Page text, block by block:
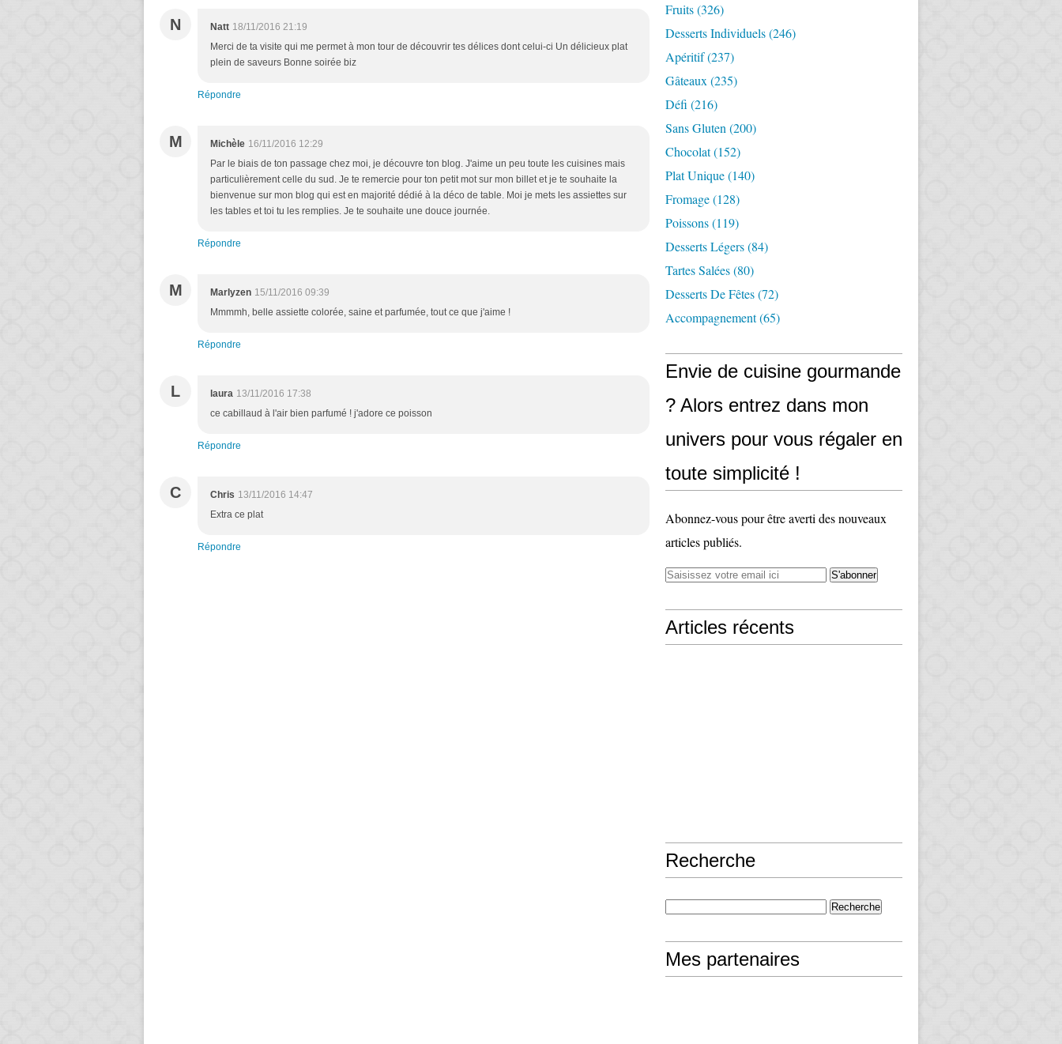
N Natt 18/11/2016 21:19
Merci de ta visite qui me permet à mon tour de découvrir tes délices dont celui-ci Un délicieux plat
plein de saveurs Bonne soirée biz
Répondre
M Michèle 16/11/2016 12:29
Par le biais de ton passage chez moi, je découvre ton blog. J'aime un peu toute les cuisines mais
particulièrement celle du sud. Je te remercie pour ton petit mot sur mon billet et je te souhaite la
bienvenue sur mon blog qui est en majorité dédié à la déco de table. Moi je mets les assiettes sur
les tables et toi tu les remplies. Je te souhaite une douce journée.
Répondre
M Marlyzen 15/11/2016 09:39
Mmmmh, belle assiette colorée, saine et parfumée, tout ce que j'aime !
Répondre
L laura 13/11/2016 17:38
ce cabillaud à l'air bien parfumé ! j'adore ce poisson
Répondre
C Chris 13/11/2016 14:47
Extra ce plat
Répondre
Fruits(326)
Desserts Individuels(246)
Apéritif(237)
Gâteaux (235)
Défi (216)
Sans Gluten (200)
Chocolat(152)
Plat Unique(140)
Fromage(128)
Poissons(119)
Desserts Légers(84)
Tartes Salées(80)
Desserts De Fêtes(72)
Accompagnement(65)
Envie de cuisine gourmande
? Alors entrez dans mon
univers pour vous régaler en
toute simplicité !
Abonnez-vous pour être averti des nouveaux
articles publiés.
Articles récents
Recherche
Mes partenaires